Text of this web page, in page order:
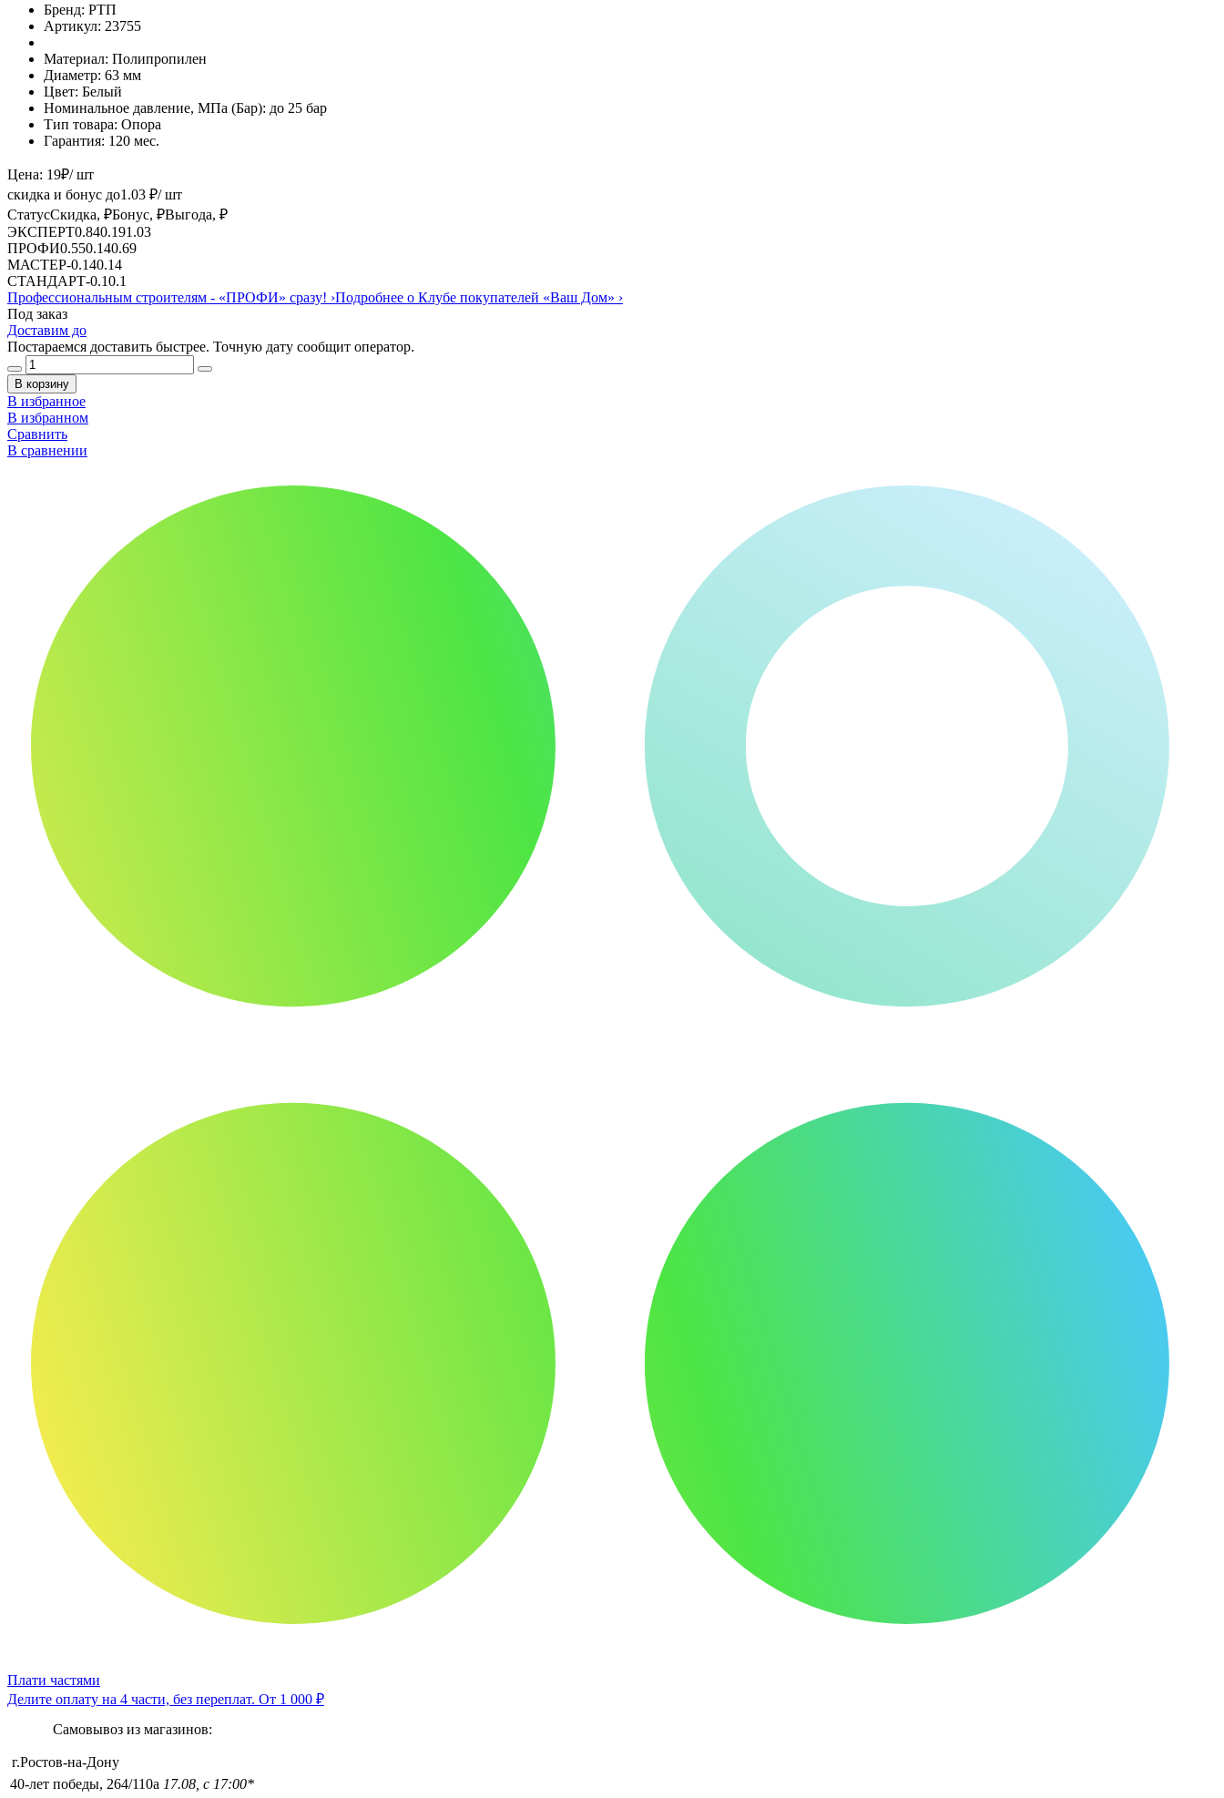
Бренд: РТП
Артикул: 23755
Материал: Полипропилен
Диаметр: 63 мм
Цвет: Белый
Номинальное давление, МПа (Бар): до 25 бар
Тип товара: Опора
Гарантия: 120 мес.
Цена: 19₽/ шт
скидка и бонус до1.03 ₽/ шт
СтатусСкидка, ₽Бонус, ₽Выгода, ₽
ЭКСПЕРТ0.840.191.03
ПРОФИ0.550.140.69
МАСТЕР-0.140.14
СТАНДАРТ-0.10.1
Профессиональным строителям - «ПРОФИ» сразу! ›Подробнее о Клубе покупателей «Ваш Дом» ›
Под заказ
Доставим до
Постараемся доставить быстрее. Точную дату сообщит оператор.
В корзину
В избранное
В избранном
Сравнить
В сравнении
Плати частями
Делите оплату на 4 части, без переплат. От 1 000 ₽
Самовывоз из магазинов:
г.Ростов-на-Дону
40-лет победы, 264/110а 17.08, с 17:00*